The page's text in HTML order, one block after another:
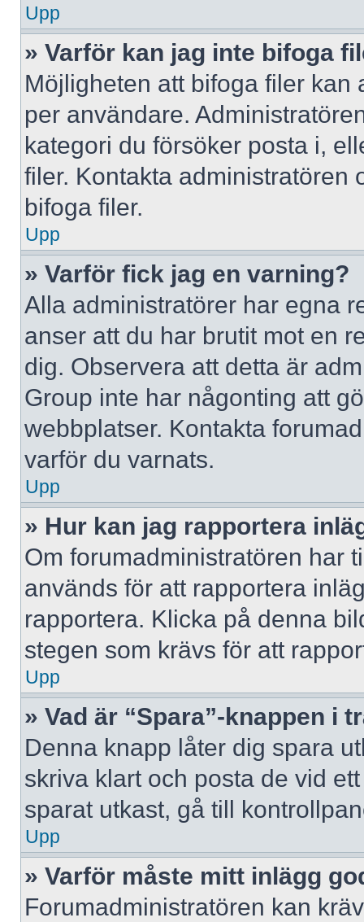
Upp
» Varför kan jag inte bifoga
Möjligheten att bifoga filer
per användare.
kategori du försöker posta i,
filer. Kontakta administratören
bifoga filer.
Upp
» Varför fick jag en varning?
Alla administratörer har egna
anser att du har brutit mot en
dig. Observera att detta är
Group inte har någonting att
webbplatser. Kontakta
varför du varnats.
Upp
» Hur kan jag rapportera
Om forumadministratören har
används för att rapportera
rapportera. Klicka på denna
stegen som krävs för att
Upp
» Vad är “Spara”-knappen i
Denna knapp låter dig spara
skriva klart och posta de vid
sparat utkast, gå till
Upp
» Varför måste mitt inlägg
Forumadministratören kan